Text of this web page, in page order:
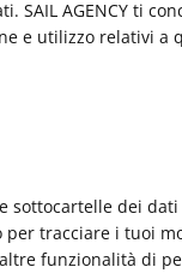
AGENCY ti
e utilizzo relativi a
sottocartelle dei
tracciare i tuoi
funzionalità di